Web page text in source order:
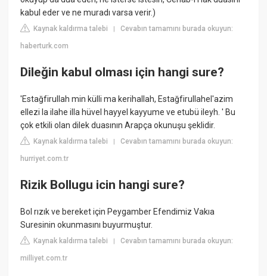
kabul eder ve ne muradı varsa verir.)
Kaynak kaldırma talebi |Cevabın tamamını burada okuyun:
haberturk.com
Dileğin kabul olması için hangi sure?
'Estağfirullah min külli ma kerihallah, Estağfirullahel'azim
ellezi la ilahe illa hüvel hayyel kayyume ve etubü ileyh. ' Bu
çok etkili olan dilek duasının Arapça okunuşu şeklidir.
Kaynak kaldırma talebi |Cevabın tamamını burada okuyun:
hurriyet.com.tr
Rizik Bollugu icin hangi sure?
Bol rızık ve bereket için Peygamber Efendimiz Vakıa
Suresinin okunmasını buyurmuştur.
Kaynak kaldırma talebi |Cevabın tamamını burada okuyun:
milliyet.com.tr